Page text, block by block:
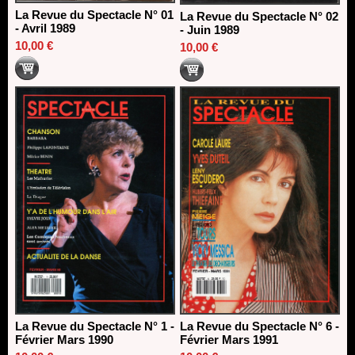
La Revue du Spectacle N° 01
- Avril 1989
10,00 €
La Revue du Spectacle N° 02
- Juin 1989
10,00 €
La Revue du Spectacle N° 1 -
Février Mars 1990
La Revue du Spectacle N° 6 -
Février Mars 1991